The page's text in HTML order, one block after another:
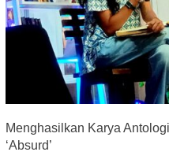
Menghasilkan Karya
‘Absurd’